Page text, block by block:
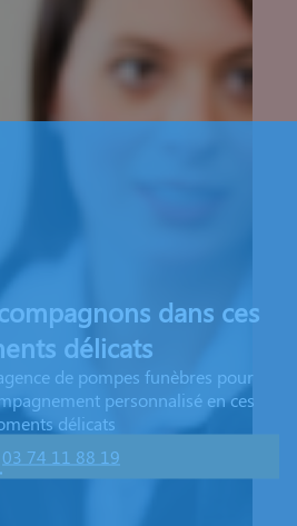
dans ces
délicats
de pompes funèbres pour
personnalisé en ces
délicats
03 74 11 88 19